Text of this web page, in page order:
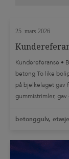
HODY
OM OSS
OP-DECK
TIL-TAK LIGHT
25. mars 2026
Kundereferanse •
betong To like
på bjelkelaget gav
gummistrimler,
bo i leilighetene.
betonggulv,